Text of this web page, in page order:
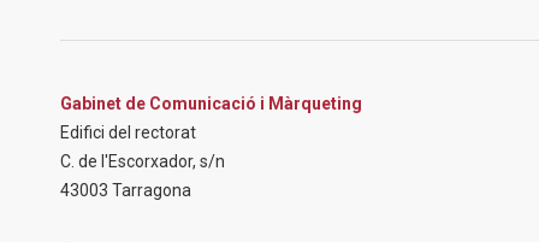
Gabinet de Comunicació i Màrqueting
Edifici del rectorat
C. de l'Escorxador, s/n
43003 Tarragona